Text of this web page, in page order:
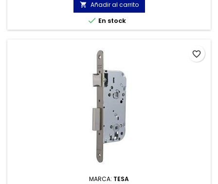
 Añadir al carrito
 En stock
MARCA: TESA
favorite_border